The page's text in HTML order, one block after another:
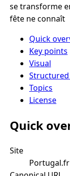
se transforme
fête ne connaît
Quick
Key points
Visual
Topics
License
Quick
Site
Portugal.fr